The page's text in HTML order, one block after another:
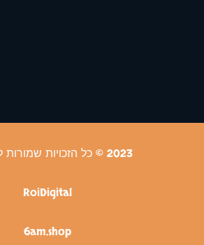
2023 © כל הזכויות שמורות ל Buy24
RoiDigital
6am.shop